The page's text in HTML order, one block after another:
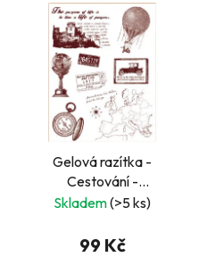
Gelová razítka -
Cestování -
mapa,balon,globus,...
Skladem(>5 ks)
99 Kč